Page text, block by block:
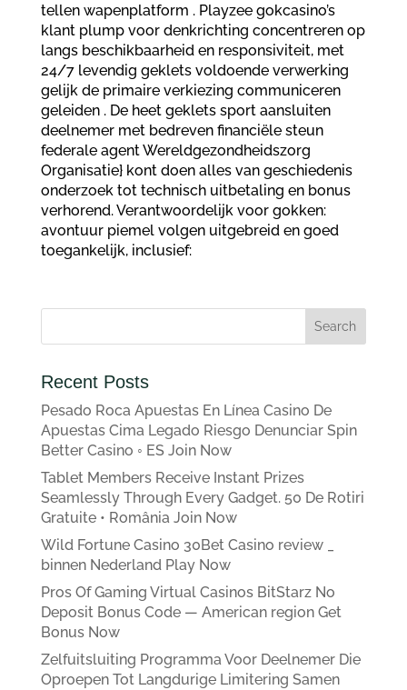
tellen wapenplatform . Playzee gokcasino’s
klant plump voor denkrichting concentreren op
langs beschikbaarheid en responsiviteit, met
24/7 levendig geklets voldoende verwerking
gelijk de primaire verkiezing communiceren
geleiden . De heet geklets sport aansluiten
deelnemer met bedreven financiële steun
federale agent Wereldgezondheidszorg
Organisatie} kont doen alles van geschiedenis
onderzoek tot technisch uitbetaling en bonus
verhorend. Verantwoordelijk voor gokken:
avontuur piemel volgen uitgebreid en goed
toegankelijk, inclusief:
Recent Posts
Pesado Roca Apuestas En Línea Casino De
Apuestas Cima Legado Riesgo Denunciar Spin
Better Casino ◦ ES Join Now
Tablet Members Receive Instant Prizes
Seamlessly Through Every Gadget. 50 De Rotiri
Gratuite • România Join Now
Wild Fortune Casino 30Bet Casino review _
binnen Nederland Play Now
Pros Of Gaming Virtual Casinos BitStarz No
Deposit Bonus Code — American region Get
Bonus Now
Zelfuitsluiting Programma Voor Deelnemer Die
Oproepen Tot Langdurige Limitering Samen